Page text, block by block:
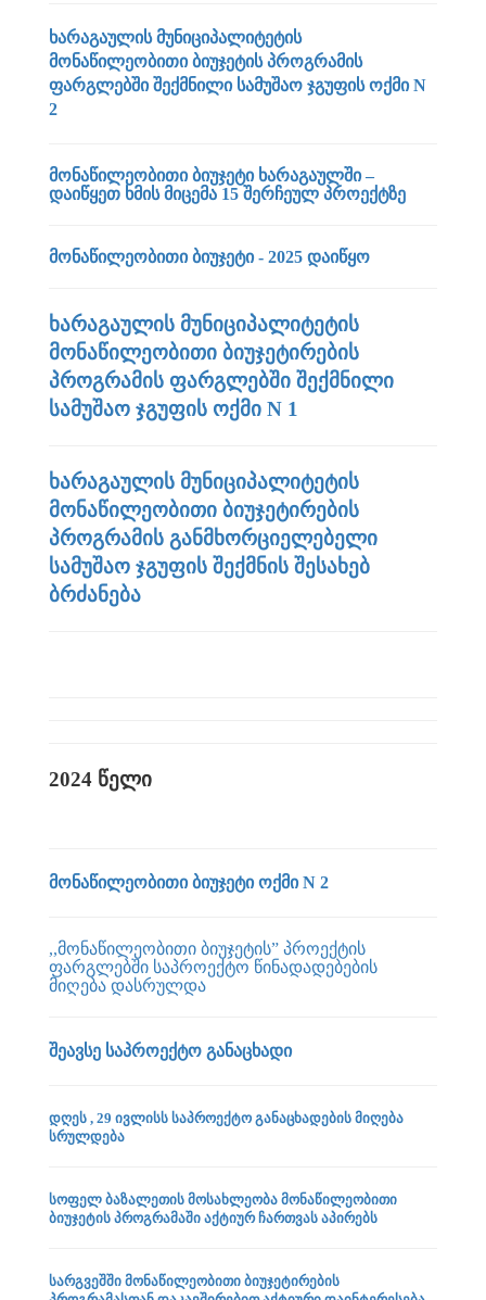
ხარაგაულის მუნიციპალიტეტის
მონაწილეობითი ბიუჯეტის პროგრამის
ფარგლებში შექმნილი სამუშაო ჯგუფის ოქმი N
2
მონაწილეობითი ბიუჯეტი ხარაგაულში –
დაიწყეთ ხმის მიცემა 15 შერჩეულ პროექტზე
მონაწილეობითი ბიუჯეტი - 2025 დაიწყო
ხარაგაულის მუნიციპალიტეტის
მონაწილეობითი ბიუჯეტირების
პროგრამის ფარგლებში შექმნილი
სამუშაო ჯგუფის ოქმი N 1
ხარაგაულის მუნიციპალიტეტის
მონაწილეობითი ბიუჯეტირების
პროგრამის განმხორციელებელი
სამუშაო ჯგუფის შექმნის შესახებ
ბრძანება
2024 წელი
მონაწილეობითი ბიუჯეტი ოქმი N 2
,,მონაწილეობითი ბიუჯეტის” პროექტის
ფარგლებში საპროექტო წინადადებების
მიღება დასრულდა
შეავსე საპროექტო განაცხადი
დღეს , 29 ივლისს საპროექტო განაცხადების მიღება
სრულდება
სოფელ ბაზალეთის მოსახლეობა მონაწილეობითი
ბიუჯეტის პროგრამაში აქტიურ ჩართვას აპირებს
სარგვეშში მონაწილეობითი ბიუჯეტირების